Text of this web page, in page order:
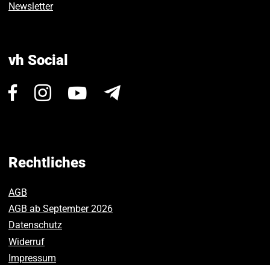
Newsletter
vh Social
Besuchen
Facebook.
Besuchen
Instagram.
Besuchen
Rechtliches
AGB
AGB ab September 2026
Datenschutz
Widerruf
Impressum